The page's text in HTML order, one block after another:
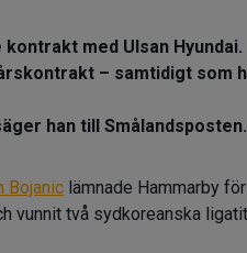
med Ulsan Hyundai.
– samtidigt som
han till Smålandsposten.
Bojanic lämnade Hammarby
vunnit två sydkoreanska